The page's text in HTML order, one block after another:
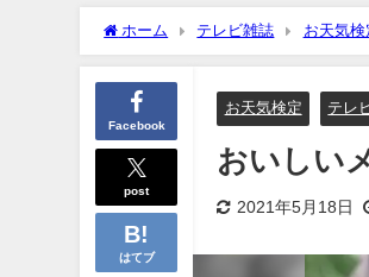
ホーム テレビ雑誌 お天気検
Facebook
post
はてブ
お天気検定 テレ
おいしい
2021年5月18日